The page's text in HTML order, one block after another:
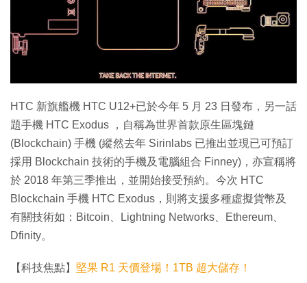
HTC 新旗艦機 HTC U12+已於今年 5 月 23 日發布，另一話
題手機 HTC Exodus ，自稱為世界首款原生區塊鏈
(Blockchain) 手機 (縱然去年 Sirinlabs 已推出並現已可預訂
採用 Blockchain 技術的手機及電腦組合 Finney)，亦宣稱將
於 2018 年第三季推出，並開始接受預約。今次 HTC
Blockchain 手機 HTC Exodus，則將支援多種虛擬貨幣及
有關技術如：Bitcoin、Lightning Networks、Ethereum、
Dfinity。
【科技焦點】 堅果 R1 天價登場！1TB 超大儲存！